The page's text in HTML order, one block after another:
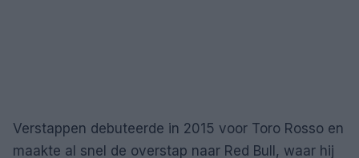
Verstappen debuteerde in 2015 voor Toro Rosso en
maakte al snel de overstap naar Red Bull, waar hij